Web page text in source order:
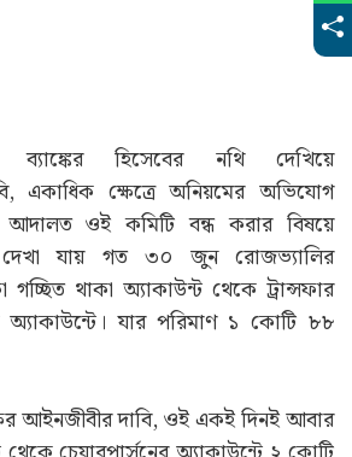
ব্যাঙ্কের হিসেবের নথি দেখিয়ে
একাধিক ক্ষেত্রে অনিয়মের অভিযোগ
ওই কমিটি বন্ধ করার বিষয়ে
দেখা যায় গত ৩০ জুন রোজভ্যালির
থাকা অ্যাকাউন্ট থেকে ট্রান্সফার
যার পরিমাণ ১ কোটি ৮৮
আইনজীবীর দাবি, ওই একই দিনই আবার